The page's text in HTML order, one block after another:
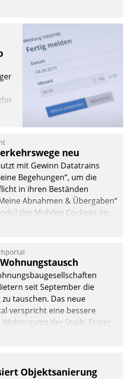
und, so es sein muss,
neu
mit Gewinn Datatrains
Begehungen“, um die
in ihren Beständen
Abnahmen & Übergaben“
des Mobilen Cockpits im
seit September die
tauschen. Das neue
verspricht eine bessere
der Stadt. Erster
Lösung API-Hub mit
Objektsanierung